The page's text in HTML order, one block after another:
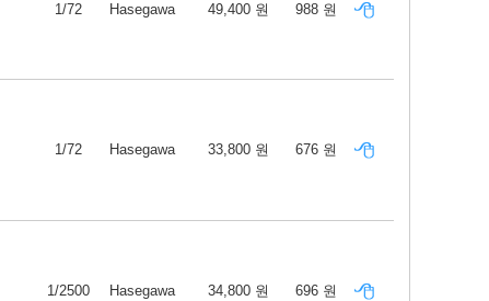
1/72 Hasegawa 49,400 원 988 원
1/72 Hasegawa 33,800 원 676 원
1/2500 Hasegawa 34,800 원 696 원